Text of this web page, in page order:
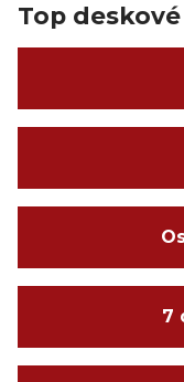
Top
7